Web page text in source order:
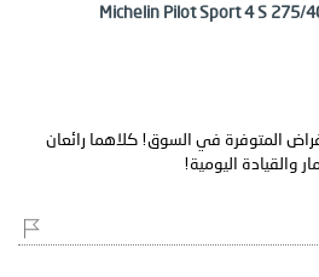
المتوفرة في السوق! كلاهما رائعان
والقيادة اليومية!